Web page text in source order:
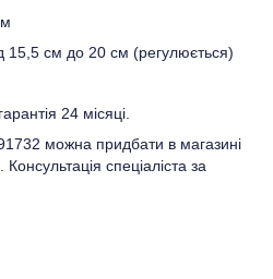
15,5 см до 20 см (регулюється)
24 місяці.
можна придбати в магазині
спеціаліста за